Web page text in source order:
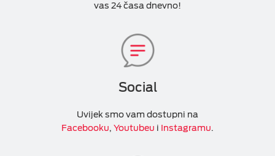
vas 24 časa dnevno!
Social
Uvijek smo vam dostupni na
Facebooku, Youtubeu i Instagramu.